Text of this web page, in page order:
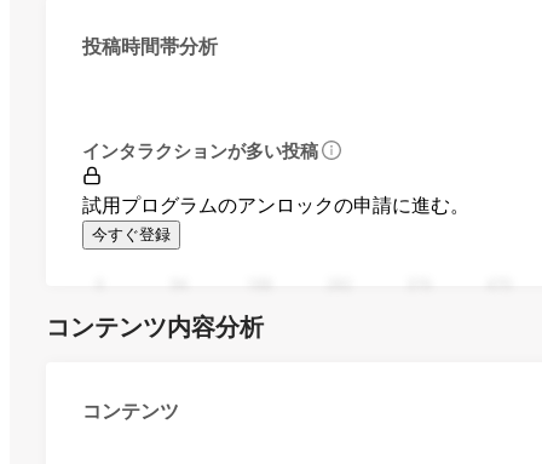
投稿時間帯分析
インタラクションが多い投稿
試用プログラムのアンロックの申請に進む。
今すぐ登録
コンテンツ内容分析
コンテンツ